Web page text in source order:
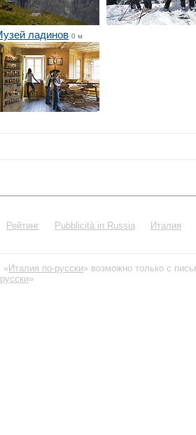
ладинов 0 м
Рейтинг Pubblicità in Russia Италия
«Италия по-русски» возможно только с
»